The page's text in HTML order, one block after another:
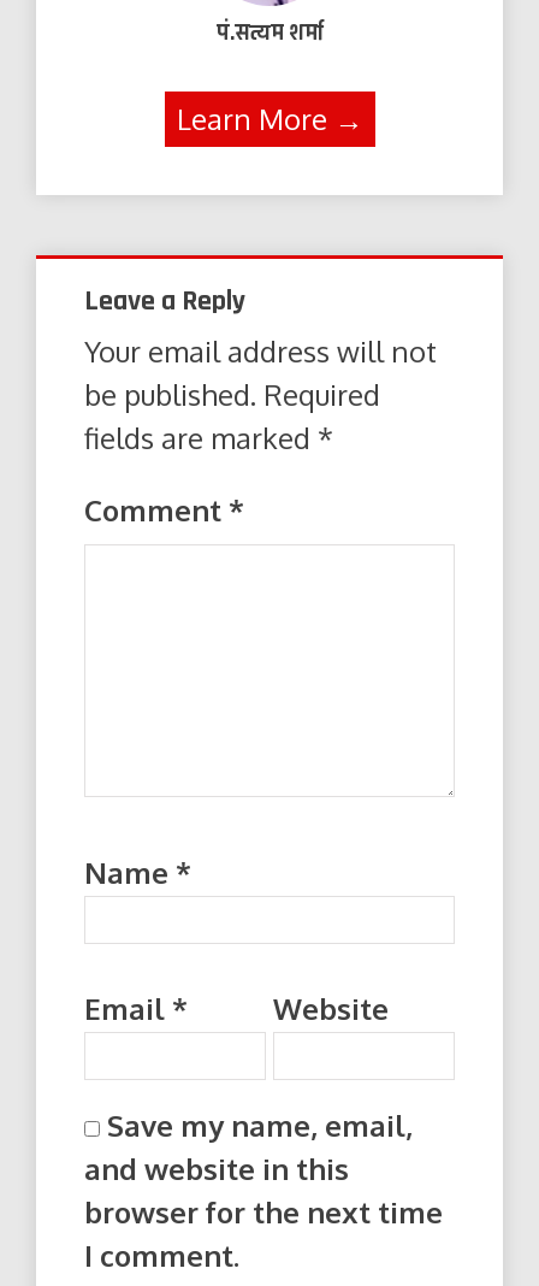
पं.सत्यम शर्मा
Learn More →
Leave a Reply
Your email address will not
be published. Required
fields are marked *
Comment *
Name *
Email * Website
Save my name, email,
and website in this
browser for the next time
I comment.